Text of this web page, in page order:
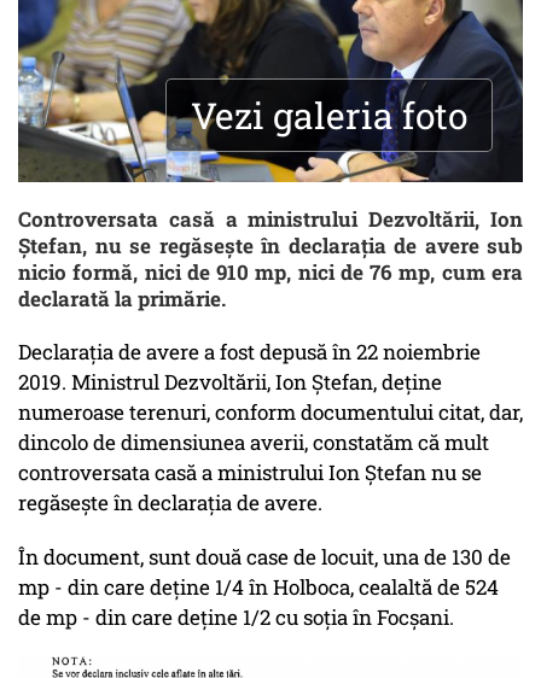
Vezi galeria foto
Controversata casă a ministrului Dezvoltării, Ion
Ștefan, nu se regăsește în declarația de avere sub
nicio formă, nici de 910 mp, nici de 76 mp, cum era
declarată la primărie.
Declarația de avere a fost depusă în 22 noiembrie
2019. Ministrul Dezvoltării, Ion Ștefan, deține
numeroase terenuri, conform documentului citat, dar,
dincolo de dimensiunea averii, constatăm că mult
controversata casă a ministrului Ion Ștefan nu se
regăsește în declarația de avere.
În document, sunt două case de locuit, una de 130 de
mp - din care deține 1/4 în Holboca, cealaltă de 524
de mp - din care deține 1/2 cu soția în Focșani.